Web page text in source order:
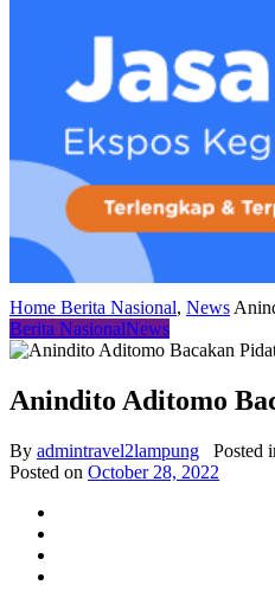
Home Berita Nasional, News
Berita NasionalNews
Anindito Aditomo
By admintravel2lampung Posted
Posted on October 28, 2022